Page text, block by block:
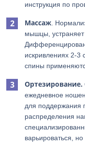
инструкция по
Массаж .
мышцы,
искривлениях 2-3
спины
Ортезирование.
ежедневное
для поддержания
распределения
варьироваться,